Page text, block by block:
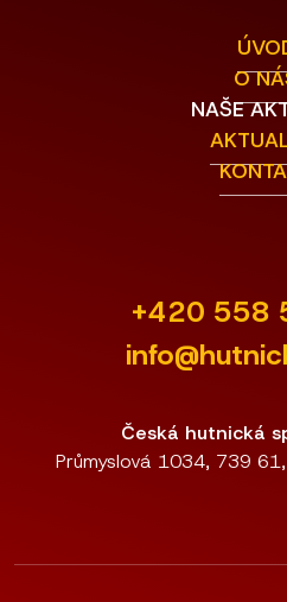
O
NAŠE
+420 558
Česká hutnická
Průmyslová 1034, 739